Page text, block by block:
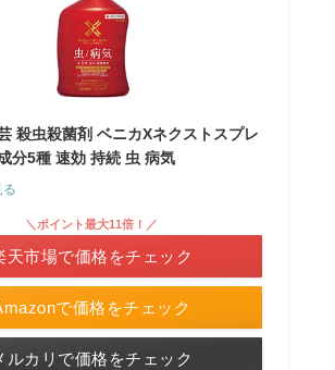
殺虫殺菌剤 ベニカXネクストスプレ
分5種 速効 持続 虫 病気
る
で価格をチェック
＼ポイント最大11倍！／
天市場で価格をチェック
ルカリで価格をチェック